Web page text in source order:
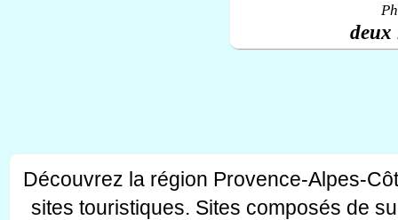
deux
Découvrez la région Provence-Alpes-
sites touristiques. Sites composés de